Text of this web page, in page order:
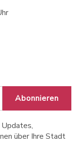
Abonnieren
über Ihre Stadt